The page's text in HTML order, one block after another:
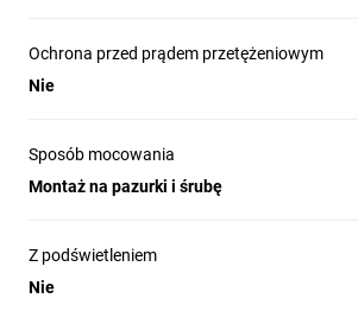
Ochrona przed prądem przetężeniowym
Nie
Sposób mocowania
Montaż na pazurki i śrubę
Z podświetleniem
Nie